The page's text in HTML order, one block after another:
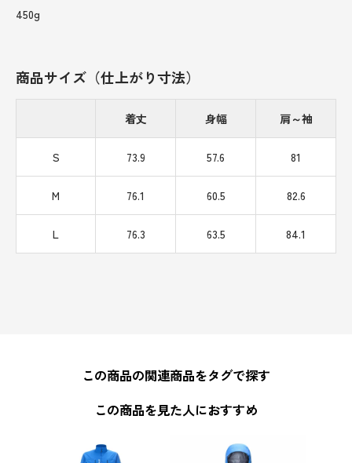
450g
商品サイズ（仕上がり寸法）
着丈 身幅 肩～袖
S 73.9 57.6 81
M 76.1 60.5 82.6
L 76.3 63.5 84.1
この商品の関連商品をタグで探す
この商品を見た人におすすめ